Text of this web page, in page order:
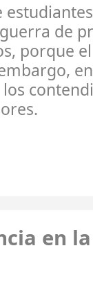
de
porque
en